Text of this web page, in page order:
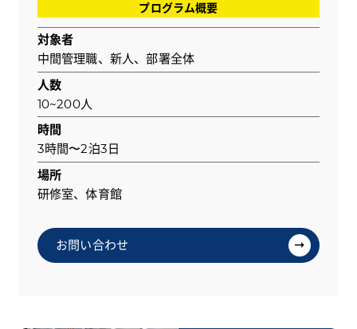
プログラム概要
対象者
中間管理職、新人、部署全体
人数
10~200人
時間
3時間〜2泊3日
場所
研修室、体育館
お問い合わせ